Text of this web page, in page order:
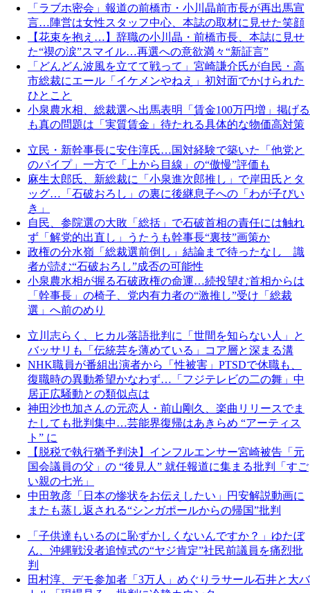
「ラブホ密会」報道の前橋市・小川晶前市長が再出馬宣
言…陣営は女性スタッフ中心、本誌の取材に見せた笑顔
【花束を抱え…】辞職の小川晶・前橋市長、本誌に見せ
た“禊の涙”スマイル…再選への意欲満々“新証言”
「どんどん波風を立てて戦って」宮崎謙介氏が自民・高
市総裁にエール「イケメンやねえ」初対面でかけられた
ひとこと
小泉農水相、総裁選へ出馬表明「賃金100万円増」掲げる
も真の問題は「実質賃金」待たれる具体的な物価高対策
立民・新幹事長に安住淳氏…国対経験で築いた「他党と
のパイプ」一方で「上から目線」の“傲慢”評価も
麻生太郎氏、新総裁に「小泉進次郎推し」で岸田氏とタ
ッグ…「石破おろし」の裏に後継息子への「わが子びい
き」
自民、参院選の大敗「総括」で石破首相の責任には触れ
ず「解党的出直し」うたうも幹事長“裏技”画策か
政権の分水嶺「総裁選前倒し」結論まで待ったなし 識
者が読む“石破おろし”成否の可能性
小泉農水相が握る石破政権の命運…続投望む首相からは
「幹事長」の椅子、党内有力者の“激推し”受け「総裁
選」へ前のめり
立川志らく、ヒカル落語批判に「世間を知らない人」と
バッサリも「伝統芸を薄めている」コア層と深まる溝
NHK職員が番組出演者から「性被害」PTSDで休職も、
復職時の異動希望かなわず…「フジテレビの二の舞」中
居正広騒動との類似点は
神田沙也加さんの元恋人・前山剛久、楽曲リリースでま
たしても批判集中…芸能界復帰はあきらめ “アーティス
ト” に
【脱税で執行猶予判決】インフルエンサー宮崎被告「元
国会議員の父」の “後見人” 就任報道に集まる批判「すご
い親の七光」
中田敦彦「日本の惨状をお伝えしたい」円安解説動画に
またも蒸し返される“シンガポールからの帰国”批判
「子供達もいるのに恥ずかしくないんですか？」ゆたぼ
ん、沖縄戦没者追悼式の“ヤジ肯定”社民前議員を痛烈批
判
田村淳、デモ参加者「3万人」めぐりラサール石井と大バ